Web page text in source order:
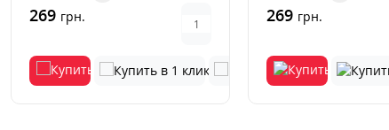
269 грн. 269 грн.